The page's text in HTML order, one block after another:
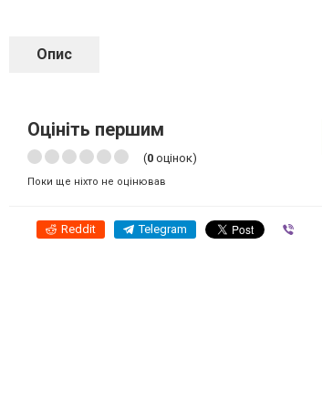
Опис
Оцініть першим
(0 оцінок)
Поки ще ніхто не оцінював
Reddit Telegram